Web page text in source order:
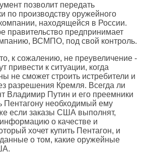
позволит передать
по производству оружейного
находящейся в России.
правительство предпринимает
ВСМПО, под свой контроль.
к сожалению, не преувеличение -
привести к ситуации, когда
не сможет строить истребители и
разрешения Кремля. Всегда ли
Владимир Путин и его преемники
Пентагону необходимый ему
если заказы США выполнят,
о качестве и
хочет купить Пентагон, и
о том, какие оружейные